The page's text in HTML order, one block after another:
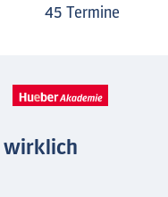
45 Termine
wirklich